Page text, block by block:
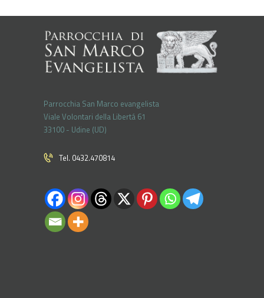
Parrocchia San Marco evangelista
Viale Volontari della Libertá 61
33100 - Udine (UD)
Tel. 0432.470814